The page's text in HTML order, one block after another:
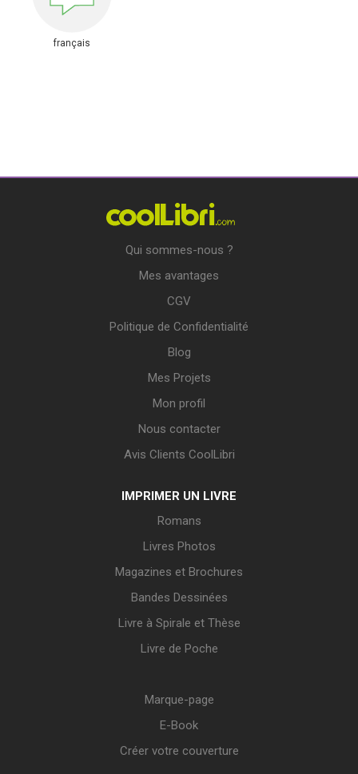
français
Qui sommes-nous ?
Mes avantages
CGV
Politique de Confidentialité
Blog
Mes Projets
Mon profil
Nous contacter
Avis Clients CoolLibri
IMPRIMER UN LIVRE
Romans
Livres Photos
Magazines et Brochures
Bandes Dessinées
Livre à Spirale et Thèse
Livre de Poche
Marque-page
E-Book
Créer votre couverture